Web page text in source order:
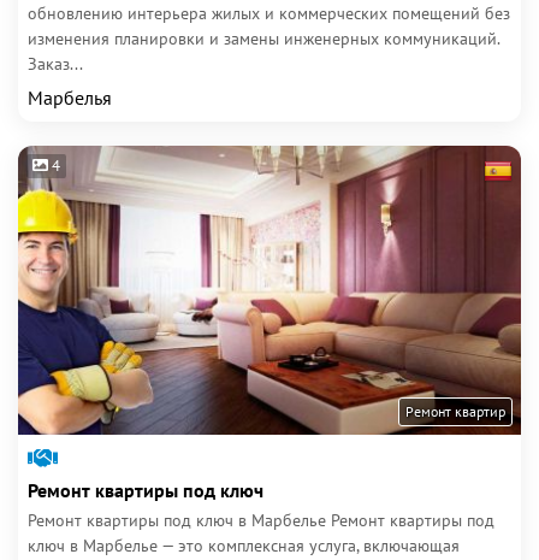
обновлению интерьера жилых и коммерческих помещений без
изменения планировки и замены инженерных коммуникаций.
Заказ...
Марбелья
4
Ремонт квартир
Ремонт квартиры под ключ
Ремонт квартиры под ключ в Марбелье Ремонт квартиры под
ключ в Марбелье — это комплексная услуга, включающая